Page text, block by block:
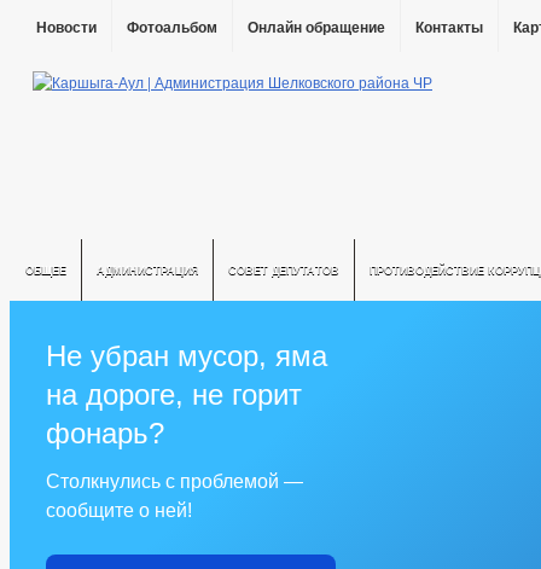
Новости Фотоальбом Онлайн обращение Контакты
ОБЩЕЕ АДМИНИСТРАЦИЯ СОВЕТ ДЕПУТАТОВ ПРОТИВОДЕЙСТВИЕ
Не убран мусор, яма
на дороге, не горит
фонарь?
Столкнулись с проблемой —
сообщите о ней!